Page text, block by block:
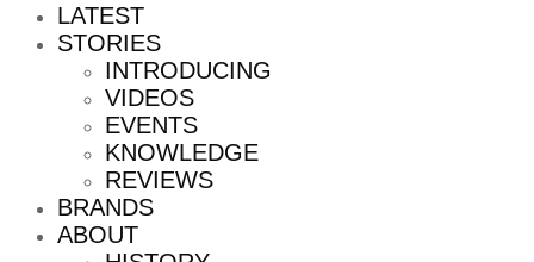
LATEST
STORIES
INTRODUCING
VIDEOS
EVENTS
KNOWLEDGE
REVIEWS
BRANDS
ABOUT